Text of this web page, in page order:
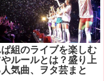
組のライブを楽しむ
やルールとは？盛り上
気曲、ヲタ芸まと